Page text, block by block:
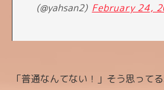
(@yahsan2) February 24,
「普通なんてない！」そう思ってる